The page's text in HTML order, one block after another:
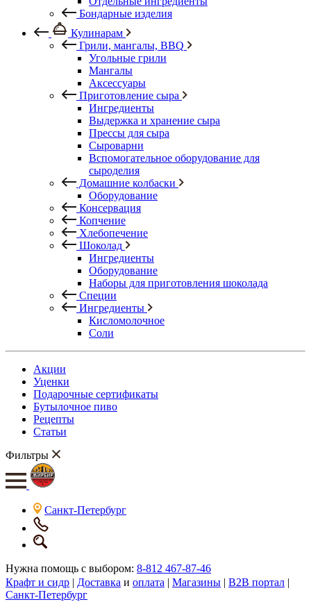
Бондарные изделия
Кулинарам
Грили, мангалы, BBQ
Угольные грили
Мангалы
Аксессуары
Приготовление сыра
Ингредиенты
Выдержка и хранение сыра
Прессы для сыра
Сыроварни
Вспомогательное оборудование для
сыроделия
Домашние колбаски
Оборудование
Консервация
Копчение
Хлебопечение
Шоколад
Ингредиенты
Оборудование
Наборы для приготовления шоколада
Специи
Ингредиенты
Кисломолочное
Соли
Акции
Уценки
Подарочные сертификаты
Бутылочное пиво
Рецепты
Статьи
Фильтры
Санкт-Петербург
Нужна помощь с выбором: 8-812 467-87-46
Крафт и сидр | Доставка и оплата | Магазины | B2B портал |
Санкт-Петербург